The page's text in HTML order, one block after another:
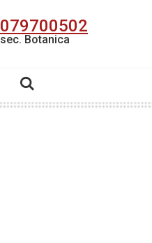
079700502
sec. Botanica